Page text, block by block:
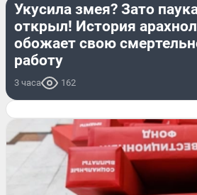
Укусила змея? Зато
открыл! История
обожает свою
работу
3 часа 162